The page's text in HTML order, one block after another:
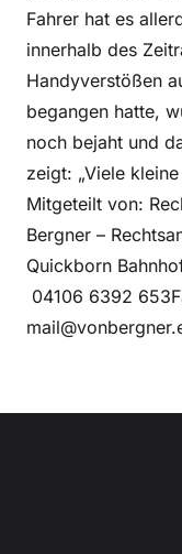
Fahrer hat es
innerhalb des
Handyverstößen
begangen hatte,
noch bejaht und
zeigt: „Viele
Mitgeteilt von:
Bergner –
Quickborn
04106 6392